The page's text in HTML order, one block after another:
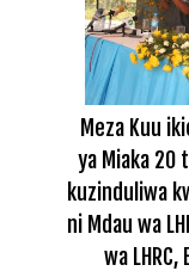
Meza Kuu
ya Miaka 20
kuzinduliwa
ni Mdau wa
wa